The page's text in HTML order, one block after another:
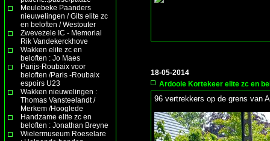
Meulebeke Paanders
nieuwelingen / Gits elite zc
en beloften / Westouter
Zwevezele IC - Memorial
Rik Vandekerckhove
Wakken elite zc en
beloften : Jo Maes
Parijs-Roubaix voor
beloften /Paris -Roubaix
espoirs U23
Wakken nieuwelingen :
Thomas Vansteelandt /
Merkem /Hooglede
Handzame elite zc en
beloften : Jonathan Breyne
Wielermuseum Roeselare
18-05-2014
Ardooie Kortekeer elite zc en
96 vertrekkers op de grens van